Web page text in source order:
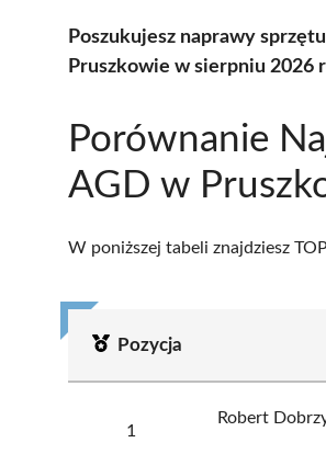
Poszukujesz naprawy
Pruszkowie w sierpniu 2026
Porównanie
AGD w
W poniższej tabeli znajdziesz
Pozycja
1
Robert